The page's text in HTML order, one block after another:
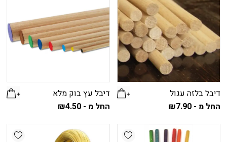
דיבל בלזה עגול
החל מ -
₪7.90
דיבל עץ בוק מלא
החל מ -
₪4.50
Add wishlist